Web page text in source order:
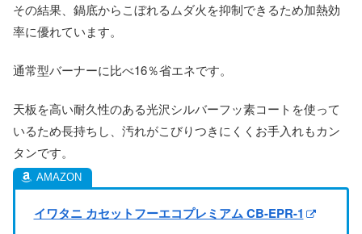
その結果、鍋底からこぼれるムダ火を抑制できるため加熱効
率に優れています。
通常型バーナーに比べ16％省エネです。
天板を高い耐久性のある光沢シルバーフッ素コートを使って
いるため長持ちし、汚れがこびりつきにくくお手入れもカン
タンです。
イワタニ カセットフーエコプレミアム CB-EPR-1